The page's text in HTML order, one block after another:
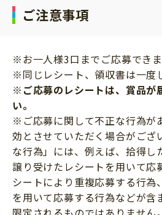
ご注意事項
※お一人様3口までご応募できま
※同じレシート、領収書は一度
※ご応募のレシートは、賞品が
い。
※ご応募に関して不正な行為が
効とさせていただく場合がござ
な行為」には、例えば、拾得し
譲り受けたレシートを用いて応
シートにより重複応募する行為
を用いて応募する行為などが含